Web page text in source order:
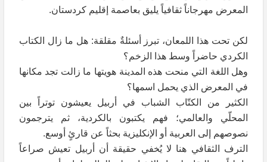
المعرض مهرجاناً ثقافياً يليق بعاصمة إقليم كردستان.
لكن تحت هذا اللمعان، تبرز أسئلةٌ مقلقة: هل ما زال الكتاب
الكردي حاضراً وسط هذا الزخم؟
وهل اللغة التي منحت هذه المدينة هويتها ما زالت تجد مكانها
في المعرض الذي يحمل اسمها؟
الكثير من الكتّاب الشباب في أربيل يعيشون توتراً بين
المحلّي والعالمي؛ فهم يكتبون بالكردية، ثم يترجمون
نصوصهم إلى العربية أو الإنكليزية بحثاً عن قارئٍ أوسع.
الترف الثقافي هنا لا يُخفي حقيقة أن أربيل تعيش صراعاً